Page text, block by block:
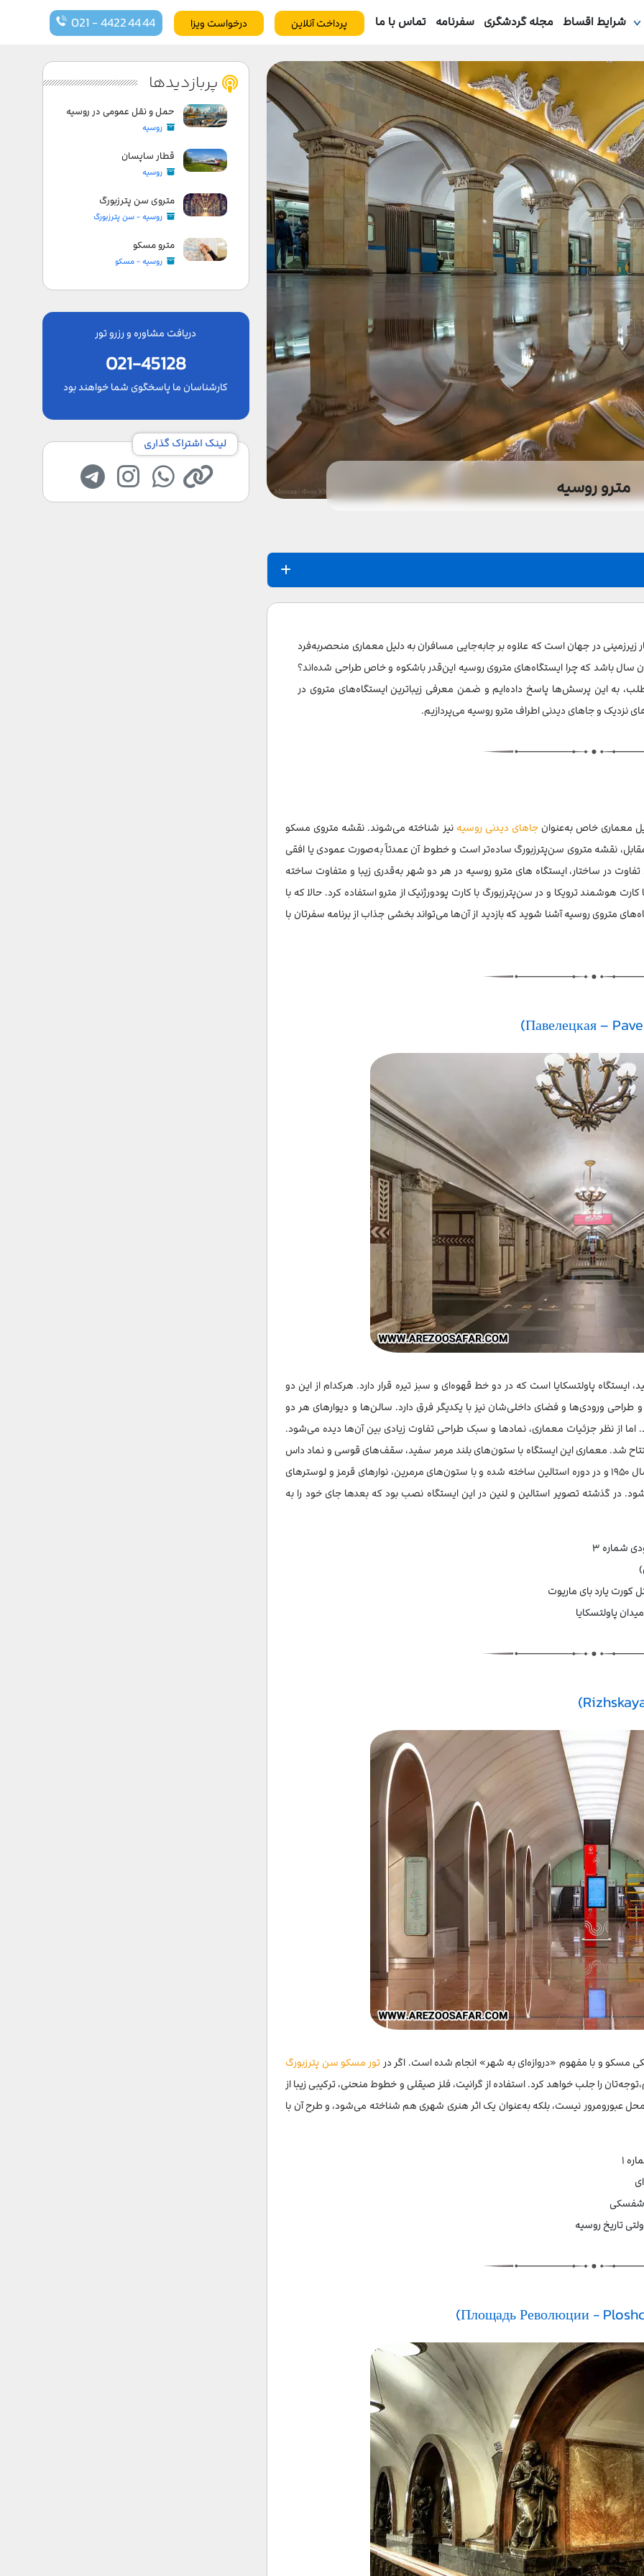
شرایط اقساط مجله گردشگری سفرنامه تماس با ما درخواست ویزا 021 - 4422 44 44 پرداخت آنلاین
مترو روسیه
زیرزمینی در جهان است که علاوه بر جابه‌جایی مسافران به دلیل معماری منحصربه‌فرد
سال باشد که چرا ایستگاه‌های متروی روسیه این‌قدر باشکوه و خاص طراحی شده‌اند؟
به این پرسش‌ها پاسخ داده‌ایم و ضمن معرفی زیباترین ایستگاه‌های متروی در
و جاهای دیدنی اطراف مترو روسیه می‌پردازیم.
معماری خاص به‌عنوانجاهای دیدنی روسیه نیز شناخته می‌شوند. نقشه متروی مسکو
آن ۲ دایره دیده می‌شود؛ در مقابل، نقشه متروی سن‌پترزبورگ ساده‌تر است و خطوط آن عمدتاً به‌صورت عمودی یا افقی
تفاوت در ساختار، ایستگاه های مترو روسیه در هر دو شهر به‌قدری زیبا و متفاوت ساخته
هوشمند ترویکا و در سن‌پترزبورگ با کارت پودورژنیک از مترو استفاده کرد. حالا که با
متروی روسیه آشنا شوید که بازدید از آن‌ها می‌تواند بخشی جذاب از برنامه سفرتان با
ایستگاه پاولتسکایا است که در دو خط قهوه‌ای و سبز تیره قرار دارد. هرکدام از این دو
طراحی ورودی‌ها و فضای داخلی‌شان نیز با یکدیگر فرق دارد. سالن‌ها و دیوارهای هر دو
اما از نظر جزئیات معماری، نمادها و سبک طراحی تفاوت زیادی بین آن‌ها دیده می‌شود.
میانه جنگ جهانی دوم افتتاح شد. معماری این ایستگاه با ستون‌های بلند مرمر سفید، سقف‌های قوسی و نماد داس
و چکش، فضایی تاریخی دارد. در مقابل، ایستگاه خط قهوه‌ای در سال ۱۹۵۰ و در دوره استالین ساخته شده و با ستون‌های مرمرین، نوارهای قرمز و لوسترهای
در گذشته تصویر استالین و لنین در این ایستگاه نصب بود که بعدها جای خود را به
یارد بای ماریوت
پاولتسکایا
مسکو و با مفهوم «دروازه‌ای به شهر» انجام شده است. اگر در تور مسکو سن‌ پترزبورگ
را جلب خواهد کرد. استفاده از گرانیت، فلز صیقلی و خطوط منحنی، ترکیبی زیبا از
عبورومرور نیست، بلکه به‌عنوان یک اثر هنری شهری هم شناخته می‌شود، و طرح آن با
۱
تاریخ روسیه
پربازدیدها
حمل و نقل عمومی در روسیه
روسیه
قطار ساپسان
روسیه
متروی سن پترزبورگ
روسیه - سن پترزبورگ
مترو مسکو
روسیه - مسکو
دریافت مشاوره و رزرو تور
021-45128
کارشناسان ما پاسخگوی شما خواهند بود
لینک اشتراک گذاری